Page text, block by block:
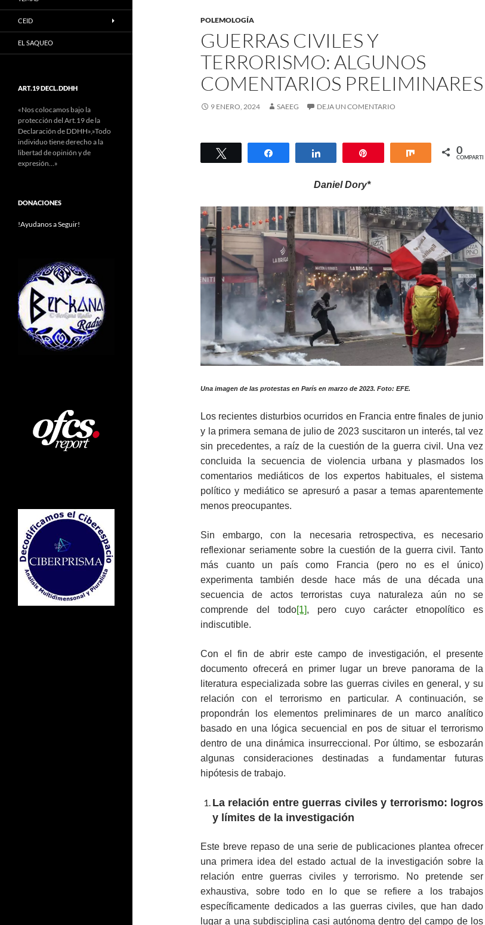
POLEMOLOGÍA
GUERRAS CIVILES Y
TERRORISMO: ALGUNOS
COMENTARIOS PRELIMINARES
9 ENERO, 2024 SAEEG DEJA UN COMENTARIO
Twittear Compartir Compartir Compartir
0
COMPARTIR
Daniel Dory*
Una imagen de las protestas en París en marzo de 2023. Foto: EFE.
Los recientes disturbios ocurridos en Francia entre finales de junio
y la primera semana de julio de 2023 suscitaron un interés, tal vez
sin precedentes, a raíz de la cuestión de la guerra civil. Una vez
concluida la secuencia de violencia urbana y plasmados los
comentarios mediáticos de los expertos habituales, el sistema
político y mediático se apresuró a pasar a temas aparentemente
menos preocupantes.
Sin embargo, con la necesaria retrospectiva, es necesario
reflexionar seriamente sobre la cuestión de la guerra civil. Tanto
más cuanto un país como Francia (pero no es el único)
experimenta también desde hace más de una década una
secuencia de actos terroristas cuya naturaleza aún no se
comprende del todo[1], pero cuyo carácter etnopolítico es
indiscutible.
Con el fin de abrir este campo de investigación, el presente
documento ofrecerá en primer lugar un breve panorama de la
literatura especializada sobre las guerras civiles en general, y su
relación con el terrorismo en particular. A continuación, se
propondrán los elementos preliminares de un marco analítico
basado en una lógica secuencial en pos de situar el terrorismo
dentro de una dinámica insurreccional. Por último, se esbozarán
algunas consideraciones destinadas a fundamentar futuras
hipótesis de trabajo.
La relación entre guerras civiles y terrorismo: logros
y límites de la investigación
Este breve repaso de una serie de publicaciones plantea ofrecer
una primera idea del estado actual de la investigación sobre la
relación entre guerras civiles y terrorismo. No pretende ser
exhaustiva, sobre todo en lo que se refiere a los trabajos
específicamente dedicados a las guerras civiles, que han dado
lugar a una subdisciplina casi autónoma dentro del campo de los
CEID
EL SAQUEO
ART.19 DECL.DDHH
«Nos colocamos bajo la
protección del Art.19 de la
Declaración de DDHH»,»Todo
individuo tiene derecho a la
libertad de opinión y de
expresión…»
DONACIONES
!Ayudanos a Seguir!